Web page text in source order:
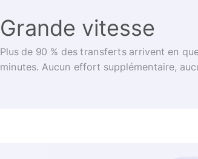
Grande vitesse
Plus de 90 % des transferts arrivent en
minutes. Aucun effort supplémentaire,